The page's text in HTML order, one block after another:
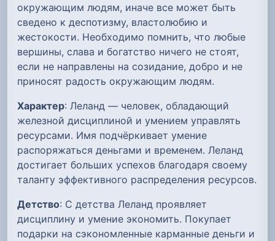
окружающим людям, иначе все может быть
сведено к деспотизму, властолюбию и
жестокости. Необходимо помнить, что любые
вершины, слава и богатство ничего не стоят,
если не направлены на созидание, добро и не
приносят радость окружающим людям.
Характер: Леланд — человек, обладающий
железной дисциплиной и умением управлять
ресурсами. Имя подчёркивает умение
распоряжаться деньгами и временем. Леланд
достигает больших успехов благодаря своему
таланту эффективного распределения ресурсов.
Детство: С детства Леланд проявляет
дисциплину и умение экономить. Покупает
подарки на сэкономленные карманные деньги и